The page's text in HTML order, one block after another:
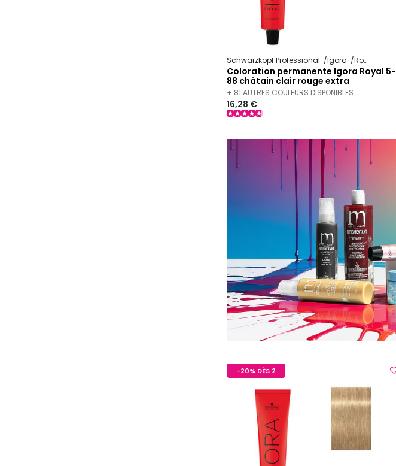
Schwarzkopf Professional Igora Royal
Coloration permanente Igora Royal 5-
88 châtain clair rouge extra
+ 81 AUTRES COULEURS DISPONIBLES
16,28 €
-20% DÈS 2